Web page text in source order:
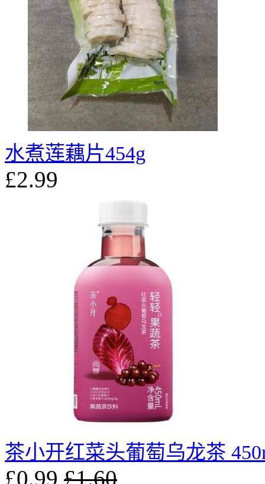
水煮莲藕片454g
£2.99
茶小开红菜头葡萄乌龙茶
£0.99 £1.60